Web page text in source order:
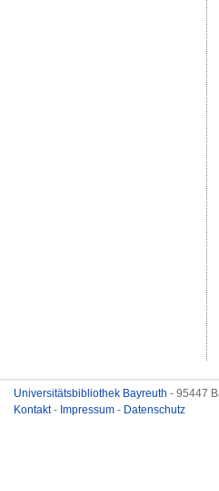
Universitätsbibliothek Bayreuth - 95447
Kontakt- Impressum - Datenschutz